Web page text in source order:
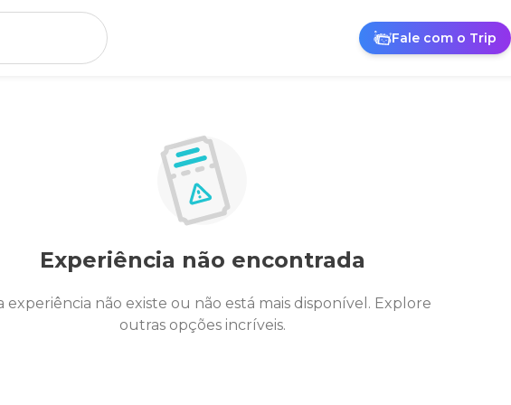
Fale com o Trip
Experiência não encontrada
experiência não existe ou não está mais disponível. Explore
outras opções incríveis.